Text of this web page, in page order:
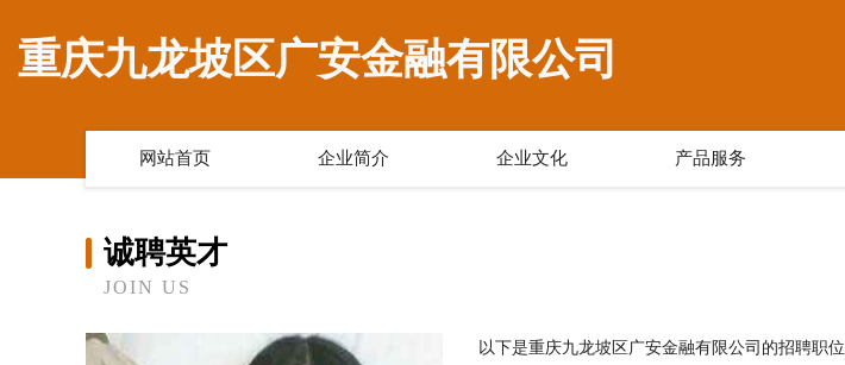
重庆九龙坡区广安金融有限公司
网站首页 企业简介 企业文化 产品服务
诚聘英才
JOIN US
以下是重庆九龙坡区广安金融有限公司的招聘职位